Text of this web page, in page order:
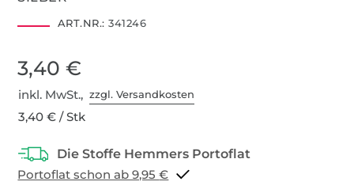
ART.NR.: 341246
3,40 €
inkl. MwSt.,zzgl. Versandkosten
3,40 € / Stk
Portoflat schon ab 9,95 €